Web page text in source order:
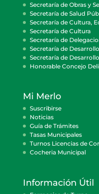
Secretaría de Obras y
Secretaría de Salud
Secretaría de Cultura,
Secretaría de Cultura
Secretaría de
Secretaría de
Secretaría de
Honorable Concejo
Mi Merlo
Suscribirse
Noticias
Guía de Trámites
Tasas Municipales
Turnos Licencias de
Cocheria Municipal
Información Útil